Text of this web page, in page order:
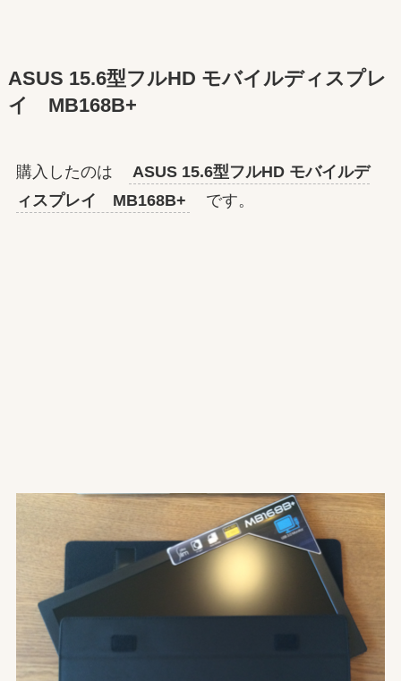
ASUS 15.6型フルHD モバイルディスプレ
イ MB168B+
購入したのは
ASUS 15.6型フルHD モバイルデ
ィスプレイ MB168B+
です。